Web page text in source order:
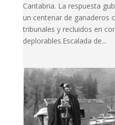
Cantabria. La respuesta
un centenar de ganaderos
tribunales y recluidos en
deplorables.Escalada de...